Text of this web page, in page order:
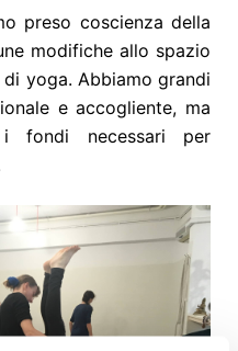
preso coscienza della
modifiche allo spazio
yoga. Abbiamo grandi
e accogliente, ma
fondi necessari per